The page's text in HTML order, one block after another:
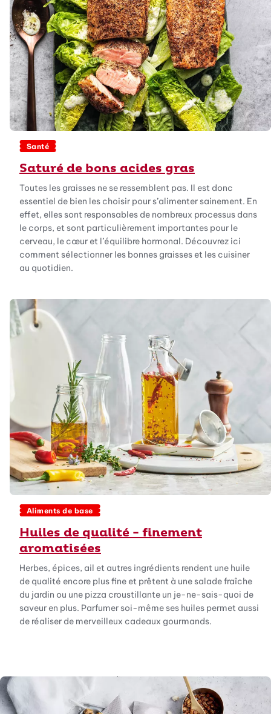
Santé
Saturé de bons acides gras
Toutes les graisses ne se ressemblent pas. Il est donc
essentiel de bien les choisir pour s’alimenter sainement. En
effet, elles sont responsables de nombreux processus dans
le corps, et sont particulièrement importantes pour le
cerveau, le cœur et l’équilibre hormonal. Découvrez ici
comment sélectionner les bonnes graisses et les cuisiner
au quotidien.
Aliments de base
Huiles de qualité - finement
aromatisées
Herbes, épices, ail et autres ingrédients rendent une huile
de qualité encore plus fine et prêtent à une salade fraîche
du jardin ou une pizza croustillante un je-ne-sais-quoi de
saveur en plus. Parfumer soi-même ses huiles permet aussi
de réaliser de merveilleux cadeaux gourmands.